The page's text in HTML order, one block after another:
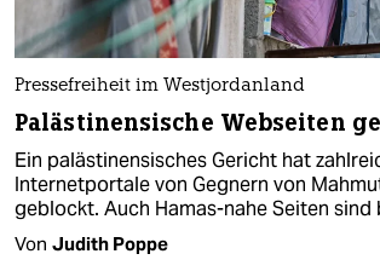
Pressefreiheit im Westjordanland
Palästinensische Webseiten
Ein palästinensisches Gericht hat
Internetportale von Gegnern von
geblockt. Auch Hamas-nahe Seiten sind
Von Judith Poppe